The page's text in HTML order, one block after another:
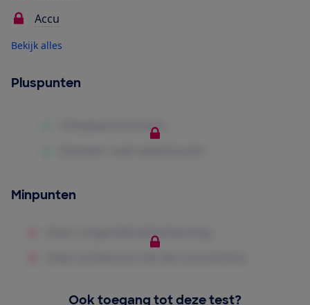
Accu
Bekijk alles
Pluspunten
Minpunten
Ook toegang tot deze test?